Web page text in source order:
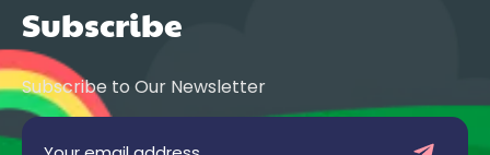
Subscribe
Subscribe to Our Newsletter